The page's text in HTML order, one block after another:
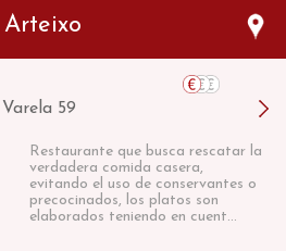
Arteixo
59
Restaurante que busca rescatar la
verdadera comida casera,
evitando el uso de conservantes o
precocinados, los platos son
elaborados teniendo en cuent...
declaration for domain group
3b0205284212. Please add it to
Manager to authorize